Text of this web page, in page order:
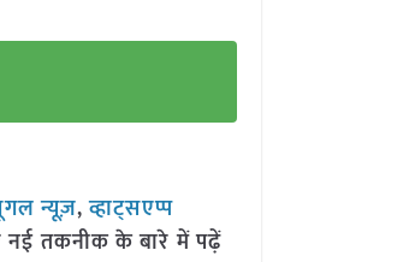
न्यूज़,व्हाट्सएप्प
नई तकनीक के बारे में पढ़ें